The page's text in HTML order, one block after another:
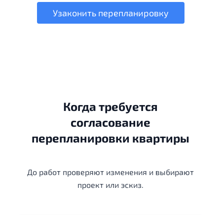
Узаконить перепланировку
Когда требуется
согласование
перепланировки квартиры
До работ проверяют изменения и выбирают
проект или эскиз.